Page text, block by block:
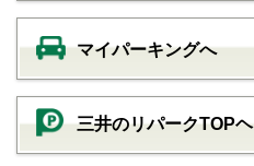
マイパーキングへ
三井のリパークTOPヘ